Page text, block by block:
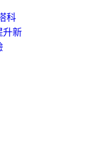
科
升新